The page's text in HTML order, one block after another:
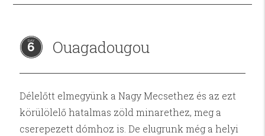
6 Ouagadougou
Délelőtt elmegyünk a Nagy Mecsethez és az ezt
körülölelő hatalmas zöld minarethez, meg a
cserepezett dómhoz is. De elugrunk még a helyi